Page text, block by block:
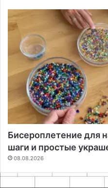
Бисероплетение для
шаги и простые
08.08.2026